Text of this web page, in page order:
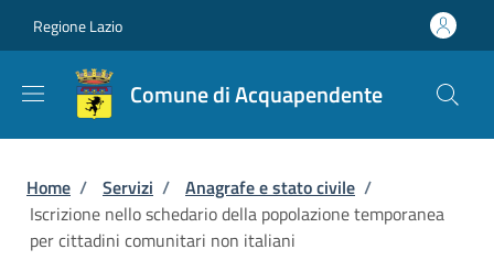
Regione Lazio
Comune di Acquapendente
Briciole di pane
Home / Servizi / Anagrafe e stato civile /
Iscrizione nello schedario della popolazione temporanea
per cittadini comunitari non italiani